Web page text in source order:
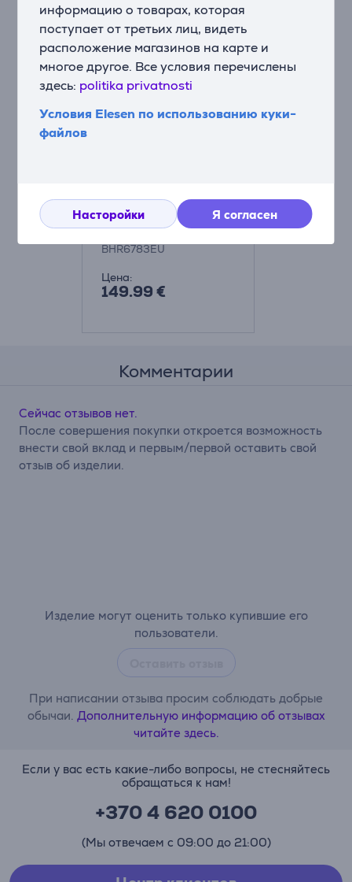
информацию о товарах, которая
поступает от третьих лиц, видеть
расположение магазинов на карте и
многое другое. Все условия перечислены
здесь: politika privatnosti
Условия Elesen по использованию куки-
файлов
Насторойки Я согласен
Подходящие товары
влажная уборка,
белый - Робот-
пылесос Товар -
BHR6783EU
Цена:
149.99 €
Комментарии
Изделие могут оценить только купившие его
пользователи.
При написании отзыва просим соблюдать добрые
обычаи. Дополнительную информацию об отзывах
читайте здесь.
Сейчас отзывов нет.
После совершения покупки откроется возможность
внести свой вклад и первым/первой оставить свой
отзыв об изделии.
Если у вас есть какие-либо вопросы, не стесняйтесь
обращаться к нам!
+370 4 620 0100
(Мы отвечаем с 09:00 до 21:00)